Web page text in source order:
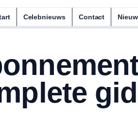
Celebnieuws Contact